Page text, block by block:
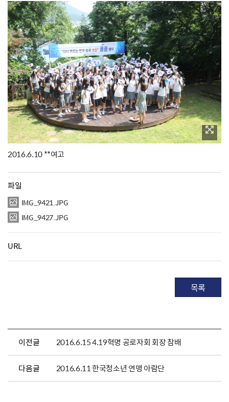
2016.6.10 **여고
파일
IMG_9421.JPG
IMG_9427.JPG
URL
목록
이전글 2016.6.15 4.19혁명 공로자회 회장 참배
다음글 2016.6.11 한국청소년 연맹 아람단